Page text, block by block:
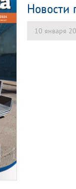
Новости
10 января